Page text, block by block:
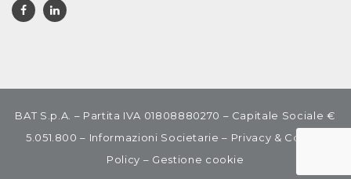
BAT S.p.A. – Partita IVA 01808880270 – Capitale Sociale €
5.051.800 – Informazioni Societarie – Privacy & Cookie
Policy – Gestione cookie